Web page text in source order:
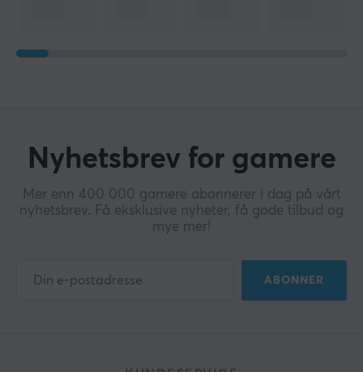
Nyhetsbrev for gamere
Mer enn 400 000 gamere abonnerer i dag på vårt
nyhetsbrev. Få eksklusive nyheter, få gode tilbud og
mye mer!
ABONNER